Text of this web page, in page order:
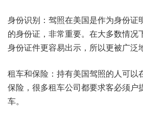
身份识别：驾照在美国是作为身份证
的身份证，非常重要。在大多数情况
身份证件更容易出示，所以更被广泛
租车和保险：持有美国驾照的人可以
保险，很多租车公司都要求客必须户
车。